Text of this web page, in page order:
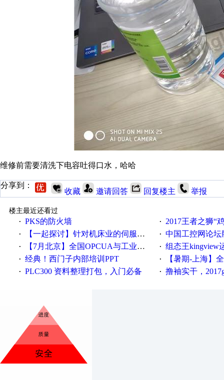
维修前需要清洗下电容吐得口水，哈哈
分享到：
收藏 邀请回答 回复楼主 举报
楼主最近还看过
· PKS的防火墙 · 2017王者之狮“鸡”情签到
· 【一起探讨】针对机床业的伺服系统发展，您的期望是什么？ · 中国工控网论坛版
· 【7月北京】全国OPCUA与工业互联技术培训班通知！ · 组态王kingview
· 经典！西门子内部培训PPT · 【暑期-上海】全国工业
· PLC300 资料整理打包，入门必备 · 撸袖实干，2017gongkong®第